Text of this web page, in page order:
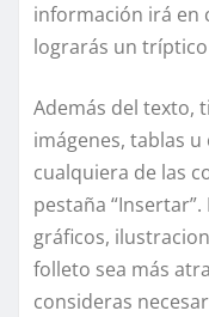
información irá en
lograrás un
Además del texto,
imágenes, tablas
cualquiera de las
pestaña
gráficos,
folleto sea más
consideras